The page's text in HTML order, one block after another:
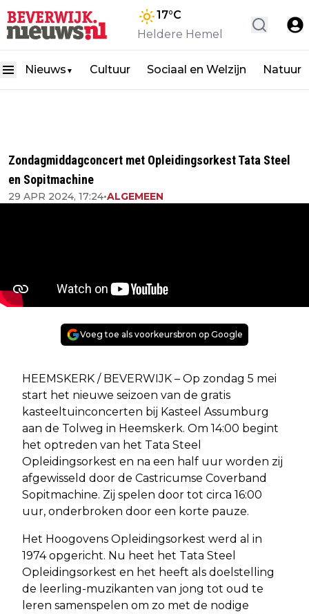
17°C
Heldere Hemel
Nieuws ▼ Cultuur Sociaal en Welzijn Natuur
Zondagmiddagconcert met Opleidingsorkest Tata Steel
en Sopitmachine
29 APR 2024, 17:24•ALGEMEEN
Voeg toe als voorkeursbron op Google
HEEMSKERK / BEVERWIJK – Op zondag 5 mei
start het nieuwe seizoen van de gratis
kasteeltuinconcerten bij Kasteel Assumburg
aan de Tolweg in Heemskerk. Om 14:00 begint
het optreden van het Tata Steel
Opleidingsorkest en na een half uur worden zij
afgewisseld door de Castricumse Coverband
Sopitmachine. Zij spelen door tot circa 16:00
uur, onderbroken door een korte pauze.
Het Hoogovens Opleidingsorkest werd al in
1974 opgericht. Nu heet het Tata Steel
Opleidingsorkest en het heeft als doelstelling
de leerling-muzikanten van jong tot oud te
leren samenspelen om zo met de nodige